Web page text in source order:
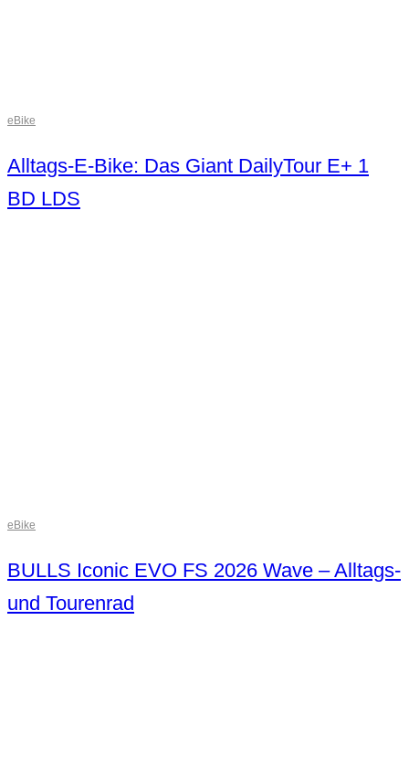
eBike
Alltags-E-Bike: Das Giant DailyTour E+ 1
BD LDS
eBike
BULLS Iconic EVO FS 2026 Wave – Alltags-
und Tourenrad